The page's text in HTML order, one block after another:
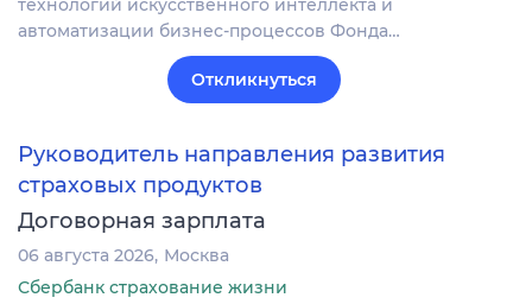
автоматизации бизнес-процессов Фонда…
Откликнуться
Руководитель направления развития
страховых продуктов
Договорная зарплата
06 августа 2026 Москва
Сбербанк страхование жизни